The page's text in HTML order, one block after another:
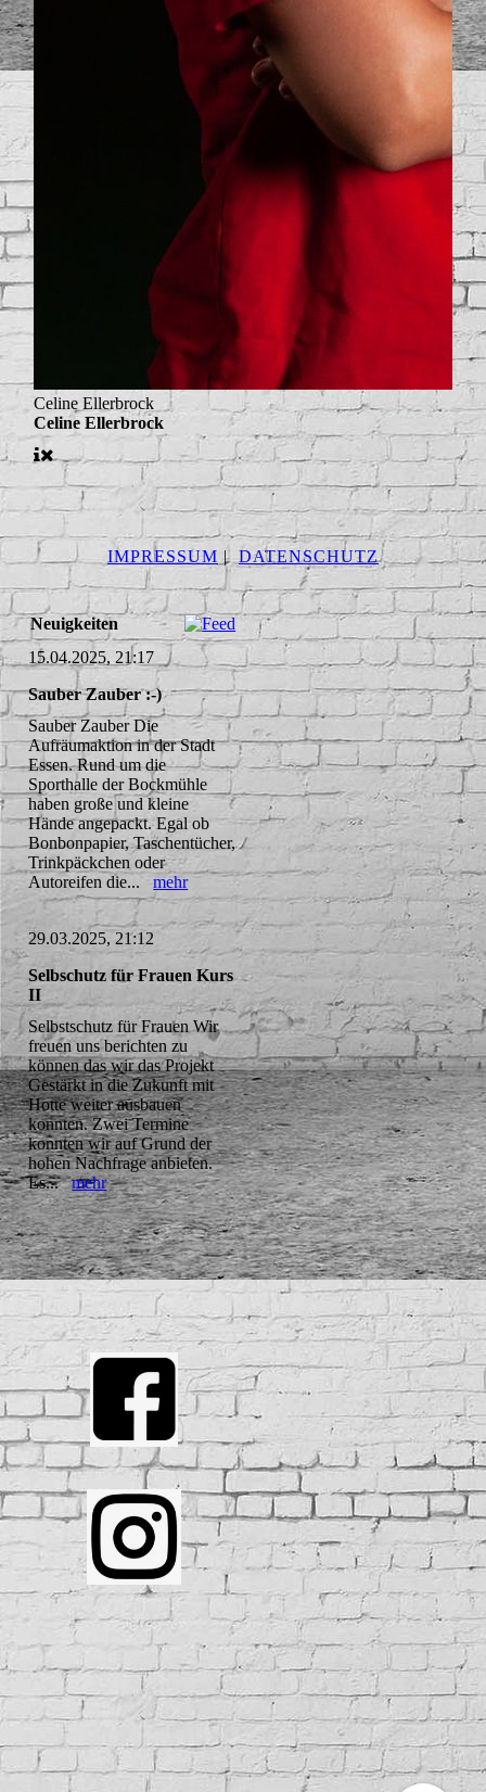
Celine Ellerbrock
Celine Ellerbrock
IMPRESSUM | DATENSCHUTZ
Neuigkeiten
15.04.2025, 21:17
Sauber Zauber :-)
Sauber Zauber Die
Aufräumaktion in der Stadt
Essen. Rund um die
Sporthalle der Bockmühle
haben große und kleine
Hände angepackt. Egal ob
Bonbonpapier, Taschentücher,
Trinkpäckchen oder
Autoreifen die...mehr
29.03.2025, 21:12
Selbschutz für Frauen Kurs
II
Selbstschutz für Frauen Wir
freuen uns berichten zu
können das wir das Projekt
Gestärkt in die Zukunft mit
Hotte weiter ausbauen
konnten. Zwei Termine
konnten wir auf Grund der
hohen Nachfrage anbieten.
Es...mehr